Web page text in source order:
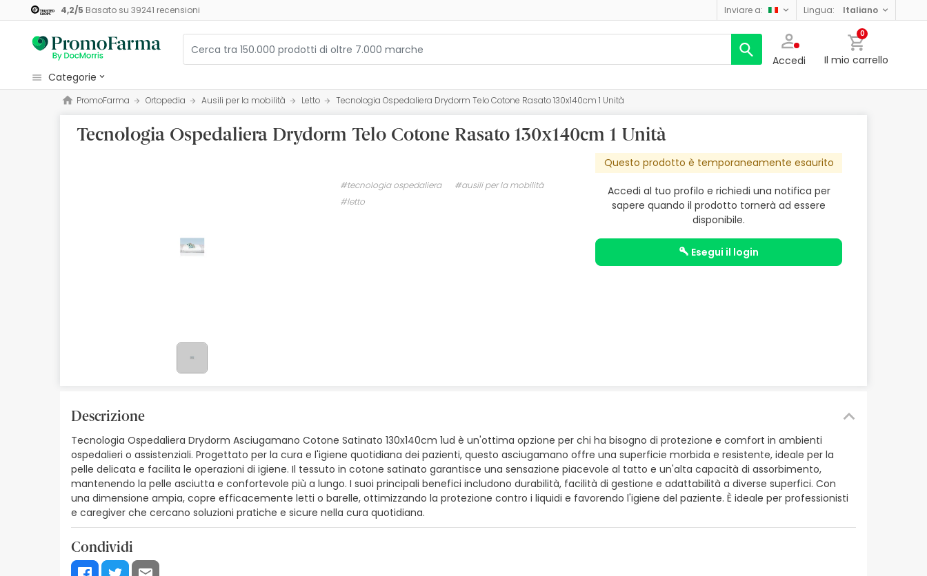
4,2/5 Basato su 39241 recensioni inviare a: lingua: italiano
Accedi
0
Il mio carrello
categorie
Cosmetici e Bellezza
Salute e Benessere
I più venduti
Health points
PromoFarma Ortopedia Ausili per la mobilità Letto Tecnologia Ospedaliera Drydorm Telo Cotone Rasato 130x140cm 1 Unità
Tecnologia Ospedaliera Drydorm Telo Cotone Rasato 130x140cm 1 Unità
Questo prodotto è temporaneamente esaurito
Accedi al tuo profilo e richiedi una notifica per
sapere quando il prodotto tornerà ad essere
disponibile.
esegui il login
#tecnologia ospedaliera
#ausili per la mobilità
#letto
Descrizione
Tecnologia Ospedaliera Drydorm Asciugamano Cotone Satinato 130x140cm 1ud è un'ottima opzione per chi ha bisogno di protezione e comfort in ambienti
ospedalieri o assistenziali. Progettato per la cura e l'igiene quotidiana dei pazienti, questo asciugamano offre una superficie morbida e resistente, ideale per la
pelle delicata e facilita le operazioni di igiene. Il tessuto in cotone satinato garantisce una sensazione piacevole al tatto e un'alta capacità di assorbimento,
mantenendo la pelle asciutta e confortevole più a lungo. I suoi principali benefici includono durabilità, facilità di gestione e adattabilità a diverse superfici. Con
una dimensione ampia, copre efficacemente letti o barelle, ottimizzando la protezione contro i liquidi e favorendo l'igiene del paziente. È ideale per professionisti
e caregiver che cercano soluzioni pratiche e sicure nella cura quotidiana.
Condividi